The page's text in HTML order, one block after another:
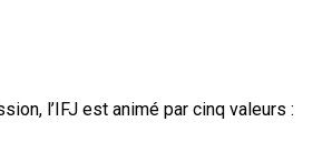
l’IFJ est animé par cinq valeurs :